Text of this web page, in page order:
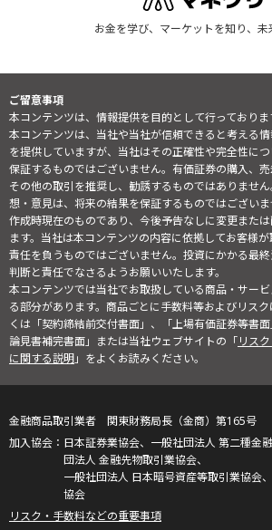
お金を学び、マーケットを知り、未
ご留意事項
本コンテンツは、情報提供を目的として行っておりま
本コンテンツは、当社や当社が信頼できると考える
を提供していますが、当社はその正確性や完全性に
保証するものではございません。有価証券の購入、売
その他の取引を推奨し、勧誘するものではありませ
想・意見は、将来の結果を保証するものではござい
作成時現在のものであり、今後予告なしに変更また
ます。当社は本コンテンツの内容に依拠してお客様
責任を負うものではございません。投資にかかる最
判断と責任でなさるようお願いいたします。
本コンテンツでは当社でお取扱している商品・サー
る部分があります。商品ごとに手数料等およびリス
くは「契約締結前交付書面」、「上場有価証券等書
論見書補完書面」または当社ウェブサイトの「リス
に関する説明」をよくお読みください。
金融商品取引業者 関東財務局長（金商）第165号
日本証券業協会、一般社団法人 第二種金
団法人 金融先物取引業協会、
一般社団法人 日本暗号資産等取引業協会
協会
リスク・手数料などの重要事項